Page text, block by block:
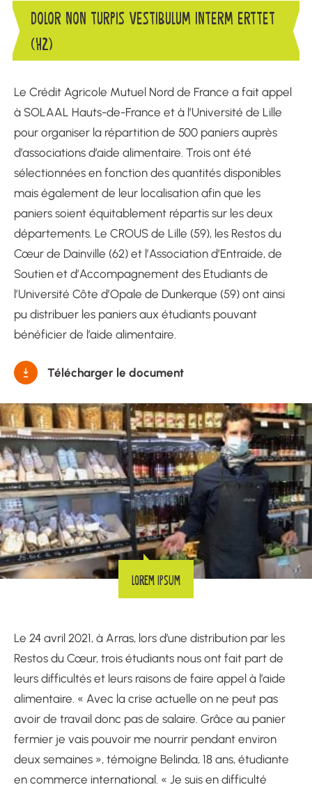
DOLOR NON TURPIS VESTIBULUM INTERM ERTTET
(H2)
Le Crédit Agricole Mutuel Nord de France a fait appel
à SOLAAL Hauts-de-France et à l’Université de Lille
pour organiser la répartition de 500 paniers auprès
d’associations d’aide alimentaire. Trois ont été
sélectionnées en fonction des quantités disponibles
mais également de leur localisation afin que les
paniers soient équitablement répartis sur les deux
départements. Le CROUS de Lille (59), les Restos du
Cœur de Dainville (62) et l’Association d’Entraide, de
Soutien et d’Accompagnement des Etudiants de
l’Université Côte d’Opale de Dunkerque (59) ont ainsi
pu distribuer les paniers aux étudiants pouvant
bénéficier de l’aide alimentaire.
Télécharger le document
Lorem ipsum
Le 24 avril 2021, à Arras, lors d’une distribution par les
Restos du Cœur, trois étudiants nous ont fait part de
leurs difficultés et leurs raisons de faire appel à l’aide
alimentaire. « Avec la crise actuelle on ne peut pas
avoir de travail donc pas de salaire. Grâce au panier
fermier je vais pouvoir me nourrir pendant environ
deux semaines », témoigne Belinda, 18 ans, étudiante
en commerce international. « Je suis en difficulté